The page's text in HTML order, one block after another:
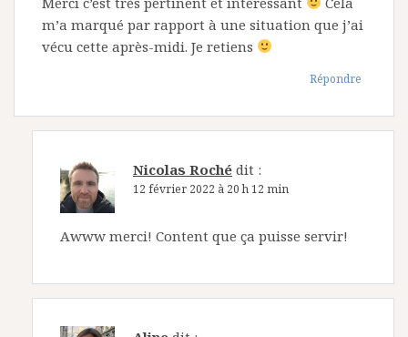
m’a marqué par rapport à une situation que j’ai
vécu cette après-midi. Je retiens
Répondre
Nicolas Roché dit :
12 février 2022 à 20 h 12 min
Awww merci! Content que ça puisse servir!